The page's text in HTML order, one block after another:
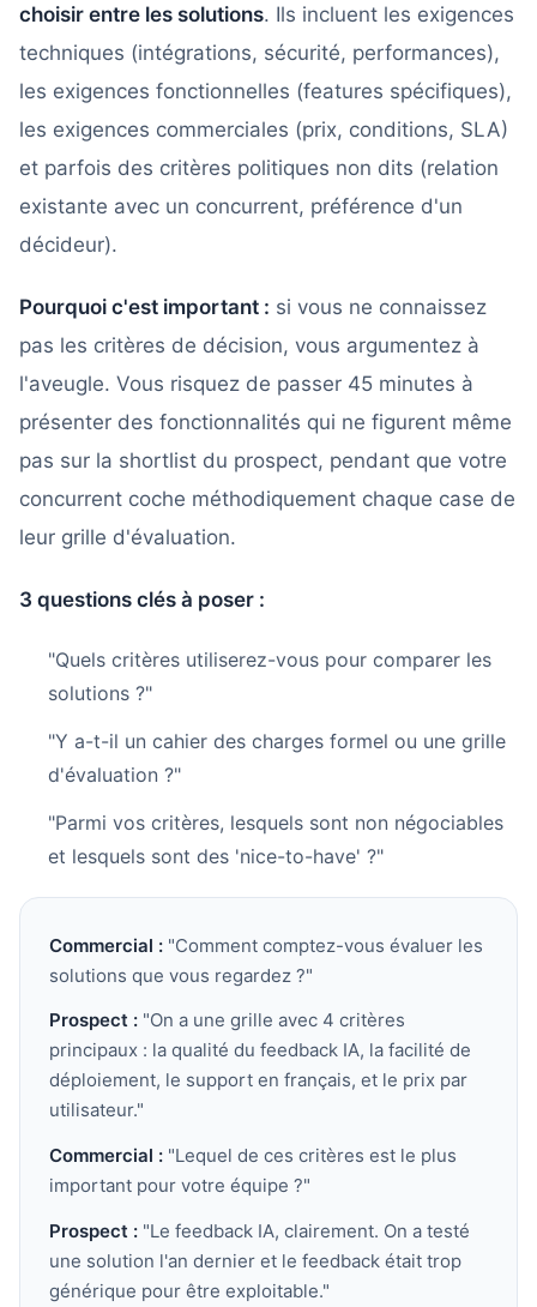
choisir entre les solutions. Ils incluent les exigences
techniques (intégrations, sécurité, performances),
les exigences fonctionnelles (features spécifiques),
les exigences commerciales (prix, conditions, SLA)
et parfois des critères politiques non dits (relation
existante avec un concurrent, préférence d'un
décideur).
Pourquoi c'est important : si vous ne connaissez
pas les critères de décision, vous argumentez à
l'aveugle. Vous risquez de passer 45 minutes à
présenter des fonctionnalités qui ne figurent même
pas sur la shortlist du prospect, pendant que votre
concurrent coche méthodiquement chaque case de
leur grille d'évaluation.
3 questions clés à poser :
"Quels critères utiliserez-vous pour comparer les
solutions ?"
"Y a-t-il un cahier des charges formel ou une grille
d'évaluation ?"
"Parmi vos critères, lesquels sont non négociables
et lesquels sont des 'nice-to-have' ?"
Commercial : "Comment comptez-vous évaluer les
solutions que vous regardez ?"
Prospect : "On a une grille avec 4 critères
principaux : la qualité du feedback IA, la facilité de
déploiement, le support en français, et le prix par
utilisateur."
Commercial : "Lequel de ces critères est le plus
important pour votre équipe ?"
Prospect : "Le feedback IA, clairement. On a testé
une solution l'an dernier et le feedback était trop
générique pour être exploitable."